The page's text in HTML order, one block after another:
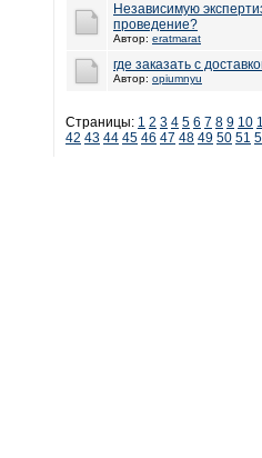
Независимую
проведение?
Автор: eratmarat
где заказать с
Автор: opiumnyu
Страницы: 1 2 3 4 5 6 7 8 9 10
42 43 44 45 46 47 48 49 50 51